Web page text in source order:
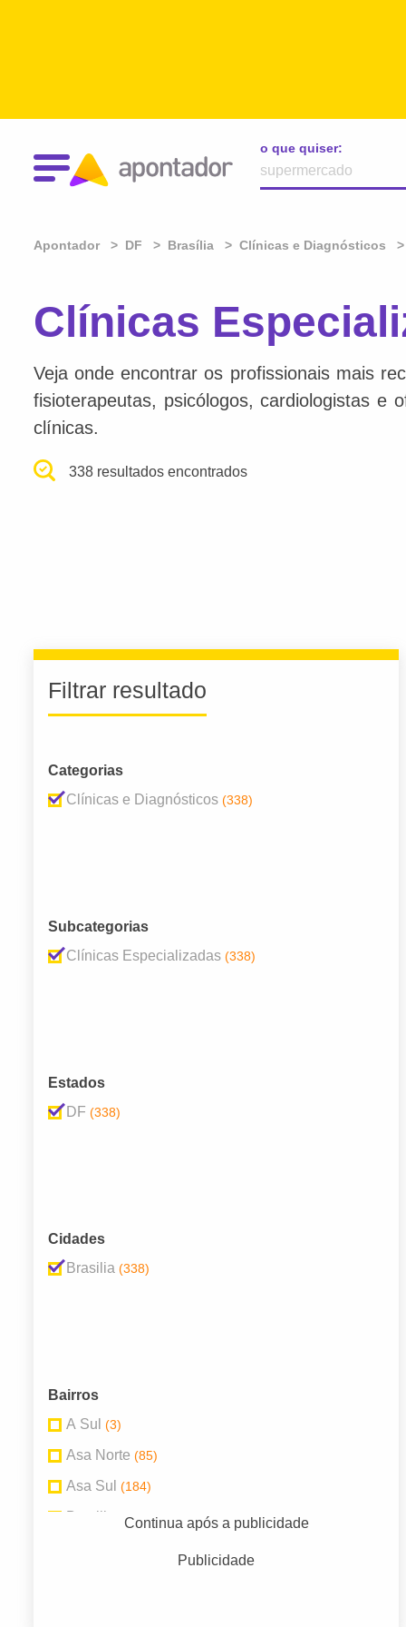
o que quiser:
Apontador DF Brasília Clínicas e Diagnósticos
Clínicas
Veja onde encontrar os profissionais mais
fisioterapeutas, psicólogos, cardiologistas e
clínicas.
338 resultados encontrados
Filtrar resultado
Categorias
Clínicas e Diagnósticos (338)
Subcategorias
Clínicas Especializadas (338)
Estados
DF (338)
Cidades
Brasilia (338)
Bairros
A Sul (3)
Asa Norte (85)
Asa Sul (184)
Brasilia (5)
Continua após a publicidade
Publicidade